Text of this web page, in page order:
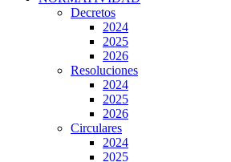
Decretos
2024
2025
2026
Resoluciones
2024
2025
2026
Circulares
2024
2025